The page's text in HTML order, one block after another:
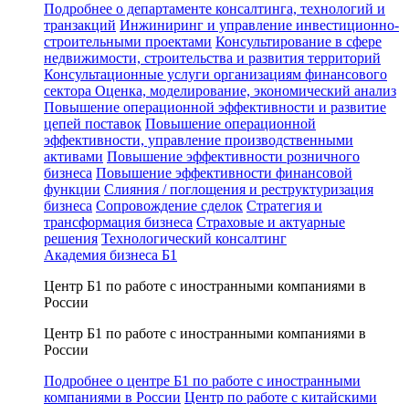
Подробнее о департаменте консалтинга, технологий и
транзакций Инжиниринг и управление инвестиционно-
строительными проектами Консультирование в сфере
недвижимости, строительства и развития территорий
Консультационные услуги организациям финансового
сектора Оценка, моделирование, экономический анализ
Повышение операционной эффективности и развитие
цепей поставок Повышение операционной
эффективности, управление производственными
активами Повышение эффективности розничного
бизнеса Повышение эффективности финансовой
функции Слияния / поглощения и реструктуризация
бизнеса Сопровождение сделок Стратегия и
трансформация бизнеса Страховые и актуарные
решения Технологический консалтинг
Академия бизнеса Б1
Центр Б1 по работе с иностранными компаниями в
России
Центр Б1 по работе с иностранными компаниями в
России
Подробнее о центре Б1 по работе с иностранными
компаниями в России Центр по работе с китайскими